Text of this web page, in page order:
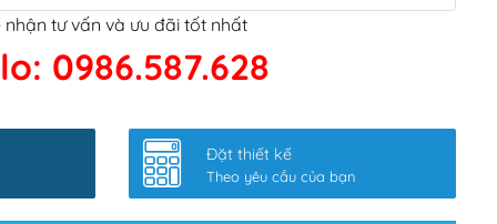
Code ngân hàng(+100,000₫)
kết google, cập nhật sitemap(+50,000₫)
slider chính (+200,000₫)
tư vấn và ưu đãi tốt nhất
0986.587.628
Đặt thiết kế
Theo yêu cầu của bạn